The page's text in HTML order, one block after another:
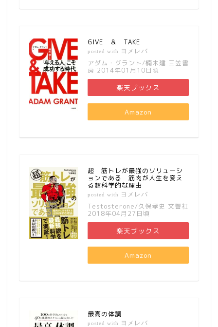
GIVE ＆ TAKE
posted with ヨメレバ
アダム・グラント/楠木建 三笠書
房 2014年01月10日頃
楽天ブックス
Amazon
超 筋トレが最強のソリューシ
ョンである 筋肉が人生を変え
る超科学的な理由
posted with ヨメレバ
Testosterone/久保孝史 文響社
2018年04月27日頃
楽天ブックス
Amazon
最高の体調
posted with ヨメレバ